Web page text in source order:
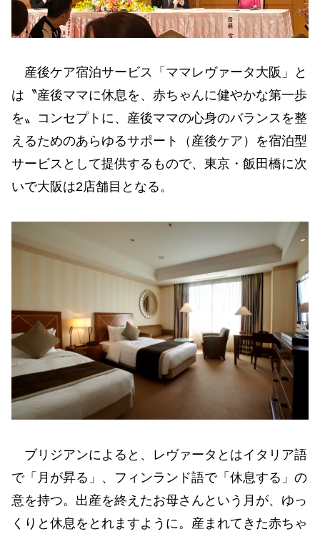
産後ケア宿泊サービス「ママレヴァータ大阪」と
は〝産後ママに休息を、赤ちゃんに健やかな第一歩
を〟コンセプトに、産後ママの心身のバランスを整
えるためのあらゆるサポート（産後ケア）を宿泊型
サービスとして提供するもので、東京・飯田橋に次
いで大阪は2店舗目となる。
ブリジアンによると、レヴァータとはイタリア語
で「月が昇る」、フィンランド語で「休息する」の
意を持つ。出産を終えたお母さんという月が、ゆっ
くりと休息をとれますように。産まれてきた赤ちゃ